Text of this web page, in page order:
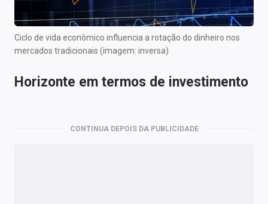
Ciclo de vida econômico influencia a rotação do dinheiro nos
mercados tradicionais (imagem: inversa)
Horizonte em termos de investimento
CONTINUA DEPOIS DA PUBLICIDADE